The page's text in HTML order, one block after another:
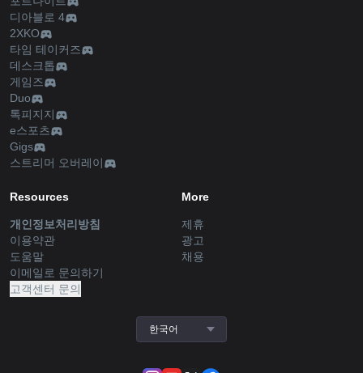
디아블로 4
2XKO
타임 테이커즈
데스크톱
게임즈
Duo
톡피지지
e스포츠
Gigs
스트리머 오버레이
Resources
개인정보처리방침
이용약관
도움말
이메일로 문의하기
고객센터 문의
More
제휴
광고
채용
한국어